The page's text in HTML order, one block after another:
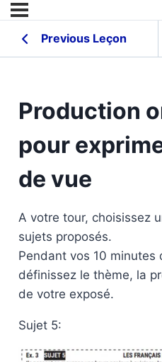
Previous Leçon
Production
pour
de vue
A votre tour, choisissez
sujets proposés.
Pendant vos 10 minutes
définissez le thème, la
de votre exposé.
Sujet 5: